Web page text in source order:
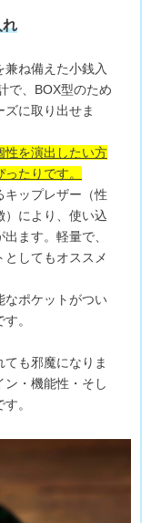
ね備えた小銭入
で、BOX型のため
に取り出せま
性を演出したい方
たりです。
キップレザー（性
）により、使い込
ます。軽量で、
としてもオススメ
なポケットがつい
。
も邪魔になりま
・機能性・そし
。